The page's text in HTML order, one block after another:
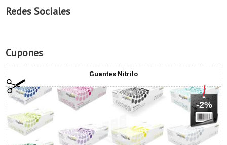
Redes Sociales
Cupones
Guantes Nitrilo
-2%